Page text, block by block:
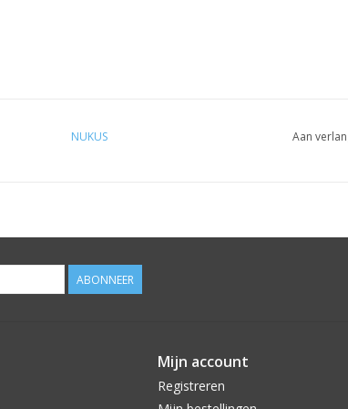
NUKUS Aan
ABONNEER
Mijn account
Registreren